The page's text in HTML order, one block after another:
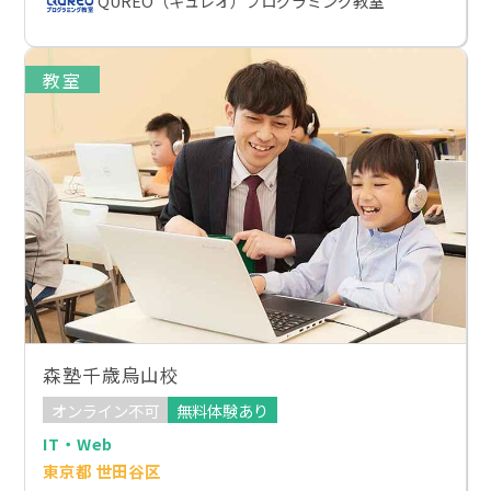
教室
森塾千歳烏山校
オンライン不可
無料体験あり
IT・Web
東京都 世田谷区